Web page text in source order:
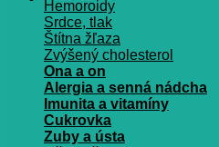
Hemoroidy
Srdce, tlak
Štítna žľaza
Zvýšený cholesterol
Ona a on
Alergia a senná nádcha
Imunita a vitamíny
Cukrovka
Zuby a ústa